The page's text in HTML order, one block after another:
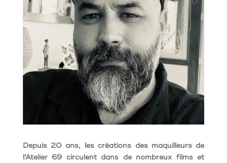
Depuis 20 ans, les créations des maquilleurs de
l’Atelier 69 circulent dans de nombreux films et